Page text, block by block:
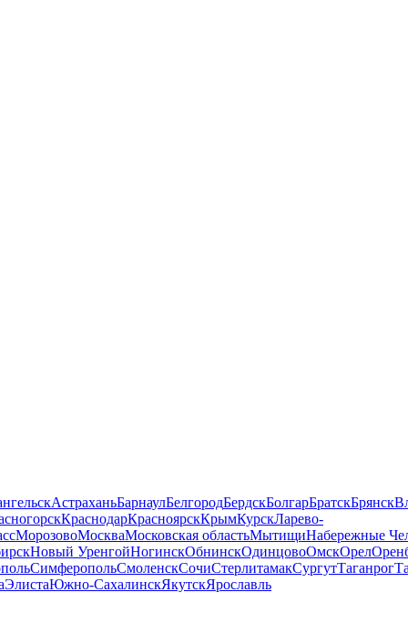
АстраханьБарнаулБелгородБердскБолгарБратскБрянск
КраснодарКрасноярскКрымКурскЛарево-
МорозовоМоскваМосковская областьМытищиНабережные
Новый УренгойНогинскОбнинскОдинцовоОмскОрел
СимферопольСмоленскСочиСтерлитамакСургутТаганрог
ЭлистаЮжно-СахалинскЯкутскЯрославль